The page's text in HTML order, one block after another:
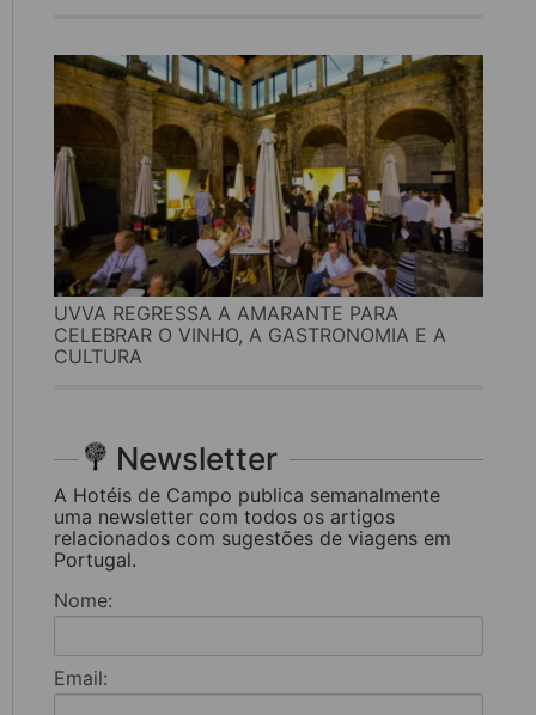
UVVA REGRESSA A AMARANTE PARA
CELEBRAR O VINHO, A GASTRONOMIA E A
CULTURA
Newsletter
A Hotéis de Campo publica semanalmente
uma newsletter com todos os artigos
relacionados com sugestões de viagens em
Portugal.
Nome:
Email: